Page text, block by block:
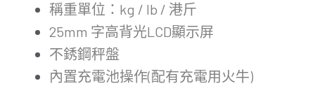
稱重單位：kg / lb / 港斤
25mm 字高背光LCD顯示屏
不銹鋼秤盤
內置充電池操作(配有充電用火牛)